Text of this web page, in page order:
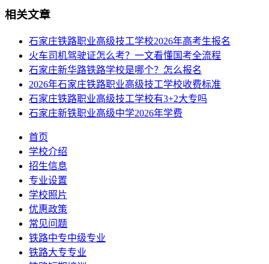
相关文章
石家庄铁路职业高级技工学校2026年高考生报名
火车司机驾驶证怎么考？一文看懂国考全流程
石家庄新华路铁路学校是哪个？怎么报名
2026年石家庄铁路职业高级技工学校收费标准
石家庄铁路职业高级技工学校有3+2大专吗
石家庄新铁职业高级中学2026年学费
首页
学校介绍
招生信息
专业设置
学校照片
优惠政策
常见问题
铁路中专中级专业
铁路大专专业